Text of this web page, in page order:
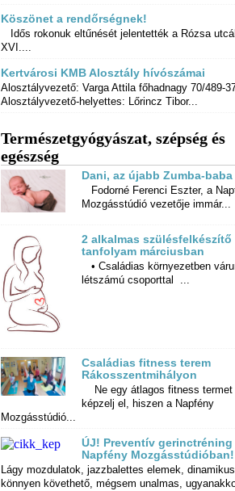
Köszönet a rendőrségnek!
Idős rokonuk eltűnését jelentették a Rózsa
XVI....
Kertvárosi KMB Alosztály hívószámai
Alosztályvezető: Varga Attila főhadnagy 70/489-
Alosztályvezető-helyettes: Lőrincz Tibor...
Természetgyógyászat, szépség és
egészség
Dani, az újabb Zumba-baba
Fodorné Ferenci Eszter, a
Mozgásstúdió vezetője immár...
2 alkalmas szülésfelkészítő
tanfolyam márciusban
• Családias környezetben
létszámú csoporttal ...
Családias fitness terem
Rákosszentmihályon
Ne egy átlagos fitness termet
képzelj el, hiszen a Napfény
Mozgásstúdió...
ÚJ! Preventív gerinctréning
Napfény Mozgásstúdióban!
Lágy mozdulatok, jazzbalettes elemek,
könnyen követhető, mégsem unalmas,